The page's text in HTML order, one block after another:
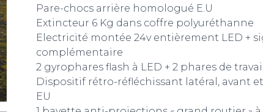
Pare-chocs arrière homologué E.U
Extincteur 6 Kg dans coffre polyuréthanne
Electricité montée 24v entièrement LED +
complémentaire
2 gyrophares flash à LED + 2 phares de
Dispositif rétro-réfléchissant latéral, avant
EU